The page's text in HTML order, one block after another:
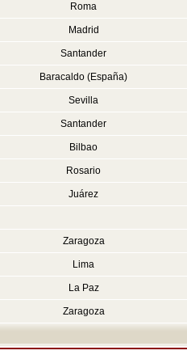
Roma
Madrid
Santander
Baracaldo (España)
Sevilla
Santander
Bilbao
Rosario
Juárez
Zaragoza
Lima
La Paz
Zaragoza